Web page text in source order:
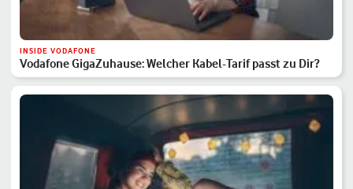
INSIDE VODAFONE
Vodafone GigaZuhause: Welcher Kabel-Tarif passt zu Dir?